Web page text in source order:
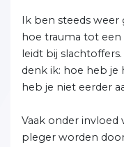
Ik ben steeds weer
hoe trauma tot een
leidt bij
denk ik: hoe heb je
heb je niet eerder
Vaak onder invloed
pleger worden